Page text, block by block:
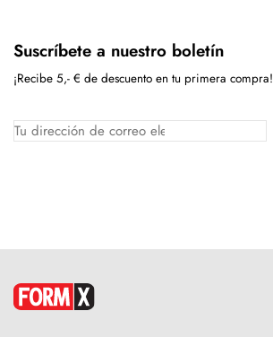
Suscríbete a nuestro boletín
¡Recibe 5,- € de descuento en tu primera compra!